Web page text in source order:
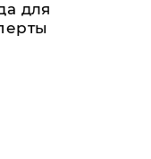
для